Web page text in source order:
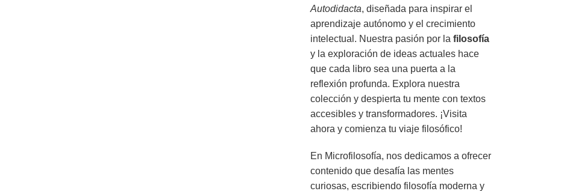
Autodidacta, diseñada para inspirar el
aprendizaje autónomo y el crecimiento
intelectual. Nuestra pasión por la filosofía
y la exploración de ideas actuales hace
que cada libro sea una puerta a la
reflexión profunda. Explora nuestra
colección y despierta tu mente con textos
accesibles y transformadores. ¡Visita
ahora y comienza tu viaje filosófico!
En Microfilosofía, nos dedicamos a ofrecer
contenido que desafía las mentes
curiosas, escribiendo filosofía moderna y